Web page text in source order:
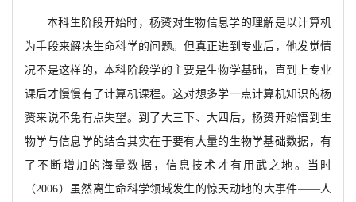
本科生阶段开始时，杨赟对生物信息学的理解是以计算机
为手段来解决生命科学的问题。但真正进到专业后，他发觉情
况不是这样的，本科阶段学的主要是生物学基础，直到上专业
课后才慢慢有了计算机课程。这对想多学一点计算机知识的杨
赟来说不免有点失望。到了大三下、大四后，杨赟开始悟到生
物学与信息学的结合其实在于要有大量的生物学基础数据，有
了不断增加的海量数据，信息技术才有用武之地。当时
（2006）虽然离生命科学领域发生的惊天动地的大事件——人